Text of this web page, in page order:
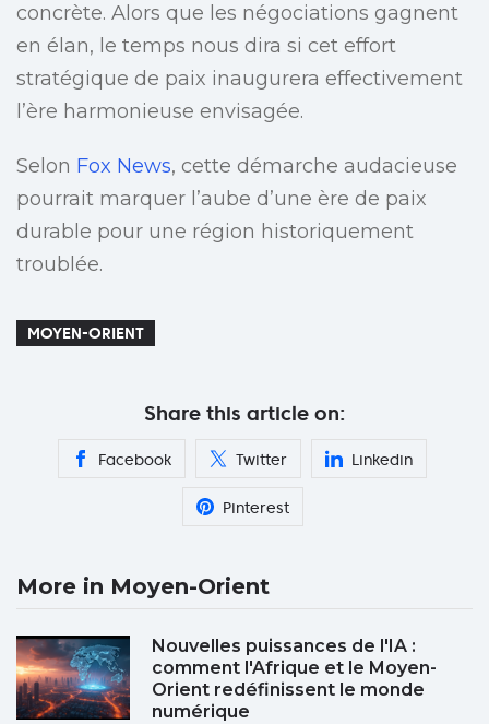
concrète. Alors que les négociations gagnent
en élan, le temps nous dira si cet effort
stratégique de paix inaugurera effectivement
l’ère harmonieuse envisagée.
Selon Fox News, cette démarche audacieuse
pourrait marquer l’aube d’une ère de paix
durable pour une région historiquement
troublée.
MOYEN-ORIENT
Share this article on:
Facebook Twitter Linkedin
Pinterest
More in Moyen-Orient
Nouvelles puissances de l'IA :
comment l'Afrique et le Moyen-
Orient redéfinissent le monde
numérique